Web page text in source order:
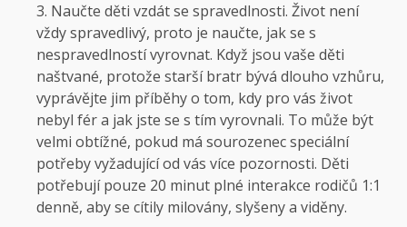
Naučte děti vzdát se spravedlnosti. Život není
vždy spravedlivý, proto je naučte, jak se s
nespravedlností vyrovnat. Když jsou vaše děti
naštvané, protože starší bratr bývá dlouho vzhůru,
vyprávějte jim příběhy o tom, kdy pro vás život
nebyl fér a jak jste se s tím vyrovnali. To může být
velmi obtížné, pokud má sourozenec speciální
potřeby vyžadující od vás více pozornosti. Děti
potřebují pouze 20 minut plné interakce rodičů 1:1
denně, aby se cítily milovány, slyšeny a viděny.